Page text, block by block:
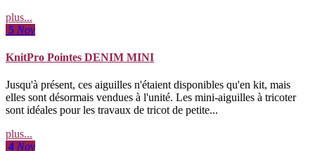
plus...
5 Nov
KnitPro Pointes DENIM MINI
Jusqu'à présent, ces aiguilles n'étaient disponibles qu'en kit, mais
elles sont désormais vendues à l'unité. Les mini-aiguilles à tricoter
sont idéales pour les travaux de tricot de petite...
plus...
4 Nov